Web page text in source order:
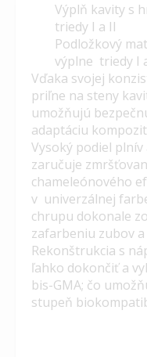
Výplň kavity s
triedy I a II
Podložkový
výplne triedy I
Vďaka svojej
priľne na steny
umožňujú
adaptáciu
Vysoký podiel
zaručuje
chameleónového
v univerzálnej
chrupu dokonale
zafarbeniu zubov
Rekonštrukcia s
ľahko dokončiť a
bis-GMA; čo
stupeň